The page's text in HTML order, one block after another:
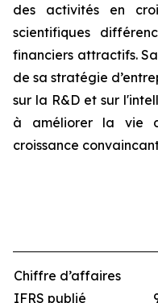
des activités en
scientifiques
financiers attractifs.
de sa stratégie
sur la R&D et sur
à améliorer la vie
croissance
Chiffre d’affaires
IFRS publié